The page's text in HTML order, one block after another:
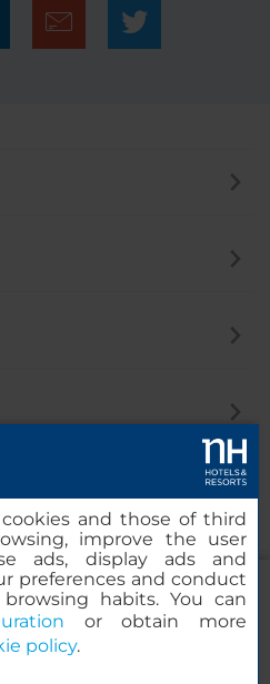
Flower
and those of third
improve the user
ads, display ads and
preferences and conduct
habits. You can
or obtain more
policy.